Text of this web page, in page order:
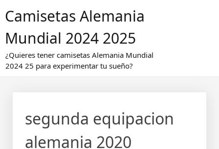
alCamisetas Alemania
Mundial 2024 2025
¿Quieres tener camisetas Alemania Mundial
2024 25 para experimentar tu sueño?
segunda equipacion
alemania 2020